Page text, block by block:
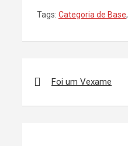
Tags: Categoria de Base,
de
Foi um Vexame